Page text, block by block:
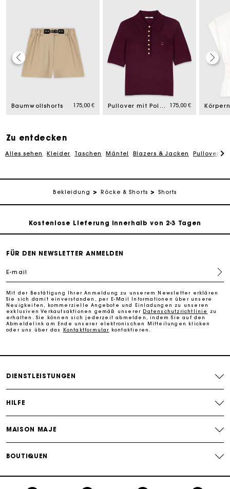
Baumwollshorts 175,00 € Pullover mit Polokragen 175,00 €
Zu entdecken
Alles sehen Kleider Taschen Mäntel Blazers & Jacken Pullover &
Bekleidung Röcke & Shorts Shorts
Die Maje-Geschenkkarte: Die beste Möglichkeit, das
perfekte Geschenk zu machen
Kostenlose Lieferung innerhalb von 2-3 Tagen
PayPal - Bezahlung nach 30 Tagen
perfekte Geschenk zu machen
Kostenlose Lieferung innerhalb von 2-3 Tagen
PayPal - Bezahlung nach 30 Tagen
Die Maje-Geschenkkarte: Die beste Möglichkeit, das
perfekte Geschenk zu machen
FÜR DEN NEWSLETTER ANMELDEN
E-mail
Mit der Bestätigung Ihrer Anmeldung zu unserem Newsletter erklären
Sie sich damit einverstanden, per E-Mail Informationen über unsere
Neuigkeiten, kommerzielle Angebote und Einladungen zu unseren
exklusiven Verkaufsaktionen gemäß unserer Datenschutzrichtlinie
zu
erhalten. Sie können sich jederzeit abmelden, indem Sie auf den
Abmeldelink am Ende unserer elektronischen Mitteilungen klicken
oder uns über das
Kontaktformular kontaktieren.
DIENSTLEISTUNGEN
HILFE
MAISON MAJE
BOUTIQUEN